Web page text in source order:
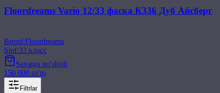
Floordreams Vario 12/33 фаска К336 Дуб Айсберг
Brend:Floordreams
Sinf:33 класс
Savatga qo'shish
150 000 so'm
Filtrlar